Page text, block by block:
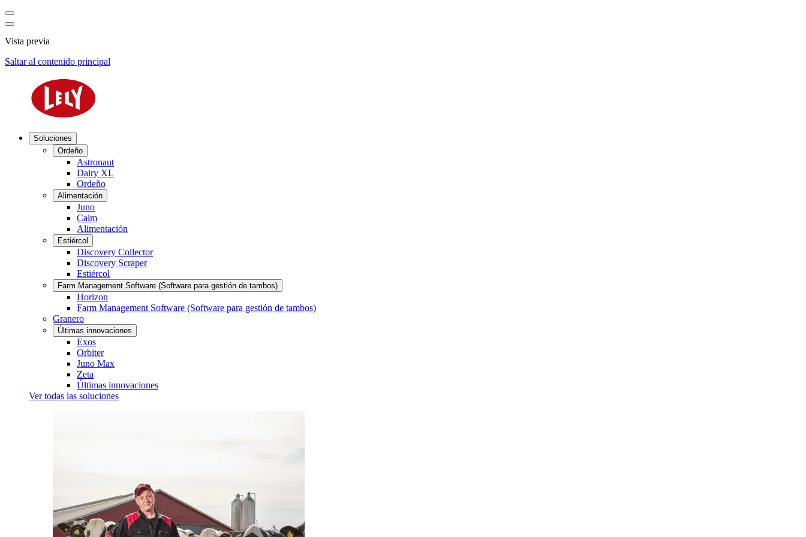
Vista previa
Saltar al contenido principal
Soluciones
Ordeño
Astronaut
Dairy XL
Ordeño
Alimentación
Juno
Calm
Alimentación
Estiércol
Discovery Collector
Discovery Scraper
Estiércol
Farm Management Software (Software para gestión de tambos)
Horizon
Farm Management Software (Software para gestión de tambos)
Granero
Últimas innovaciones
Exos
Orbiter
Juno Max
Zeta
Últimas innovaciones
Ver todas las soluciones